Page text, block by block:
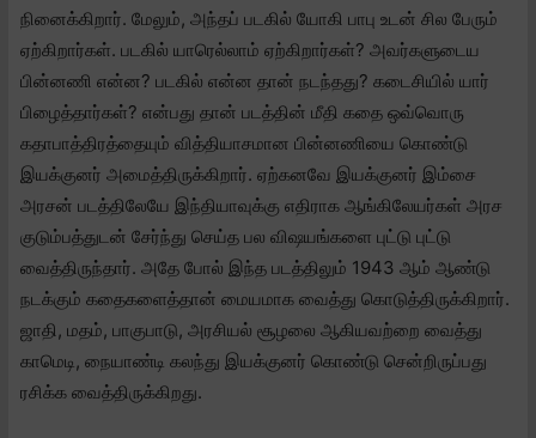
நினைக்கிறார். மேலும், அந்தப் படகில் யோகி பாபு உடன் சில பேரும்
ஏற்கிறார்கள். படகில் யாரெல்லாம் ஏற்கிறார்கள்? அவர்களுடைய
பின்னணி என்ன? படகில் என்ன தான் நடந்தது? கடைசியில் யார்
பிழைத்தார்கள்? என்பது தான் படத்தின் மீதி கதை ஒவ்வொரு
கதாபாத்திரத்தையும் வித்தியாசமான பின்னணியை கொண்டு
இயக்குனர் அமைத்திருக்கிறார். ஏற்கனவே இயக்குனர் இம்சை
அரசன் படத்திலேயே இந்தியாவுக்கு எதிராக ஆங்கிலேயர்கள் அரச
குடும்பத்துடன் சேர்ந்து செய்த பல விஷயங்களை புட்டு புட்டு
வைத்திருந்தார். அதே போல் இந்த படத்திலும் 1943 ஆம் ஆண்டு
நடக்கும் கதைகளைத்தான் மையமாக வைத்து கொடுத்திருக்கிறார்.
ஜாதி, மதம், பாகுபாடு, அரசியல் சூழலை ஆகியவற்றை வைத்து
காமெடி, நையாண்டி கலந்து இயக்குனர் கொண்டு சென்றிருப்பது
ரசிக்க வைத்திருக்கிறது.